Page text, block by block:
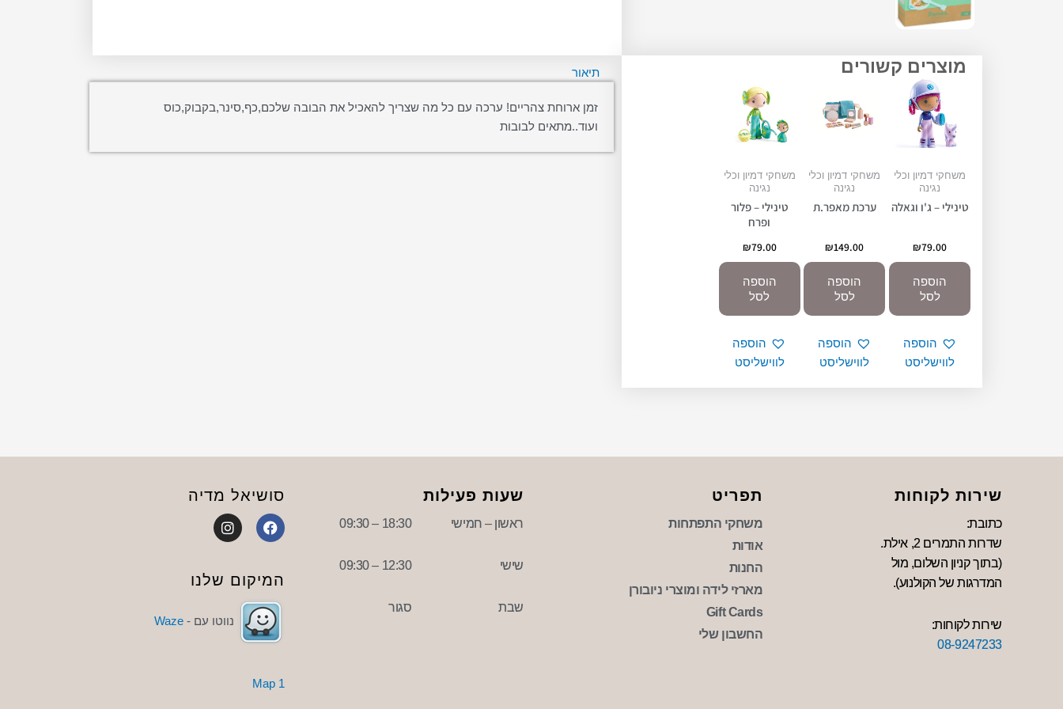
מוצרים קשורים
משחקי דמיון וכלי
נגינה
טינילי – ג'ו וגאלה
₪79.00
הוספה
לסל
הוספה
לווישליסט
משחקי דמיון וכלי
נגינה
ערכת מאפר.ת
₪149.00
הוספה
לסל
הוספה
לווישליסט
משחקי דמיון וכלי
נגינה
טינילי – פלור
ופרח
₪79.00
הוספה
לסל
הוספה
לווישליסט
תיאור
זמן ארוחת צהריים! ערכה עם כל מה שצריך להאכיל את הבובה שלכם,כף,סינר,בקבוק,כוס
ועוד..מתאים לבובות
שירות לקוחות
כתובת:
שדרות התמרים 2, אילת.
(בתוך קניון השלום, מול
המדרגות של הקולנוע).
שירות לקוחות:
08-9247233
תפריט
משחקי התפתחות
אודות
החנות
מארזי לידה ומוצרי ניובורן
Gift Cards
החשבון שלי
שעות פעילות
ראשון – חמישי
שישי
שבת
18:30 – 09:30
12:30 – 09:30
סגור
סושיאל מדיה
F
a
b
o
o
k
I
n
a
a
המיקום שלנו
נווטו עם -Waze
1 Map